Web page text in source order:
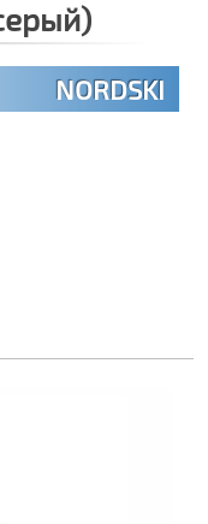
NORDSKI